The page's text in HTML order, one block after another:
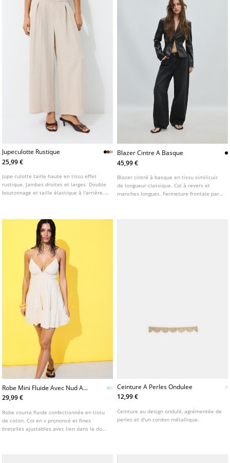
Jupeculotte Rustique
25,99 €
Jupe culotte taille haute en tissu effet
rustique. Jambes droites et larges. Double
boutonnage et taille élastique à l'arrière.
Blazer Cintre A Basque
45,99 €
Blazer cintré à basque en tissu similicuir
de longueur classique. Col à revers et
manches longues. Fermeture frontale par
Robe Mini Fluide Avec Nud Au
Dos
29,99 €
Robe courte fluide confectionnée en tissu
de coton. Col en v prononcé et fines
bretelles ajustables avec lien dans le dos.
Ceinture A Perles Ondulee
12,99 €
Ceinture au design ondulé, agrémentée de
perles et d'un cordon métallique.